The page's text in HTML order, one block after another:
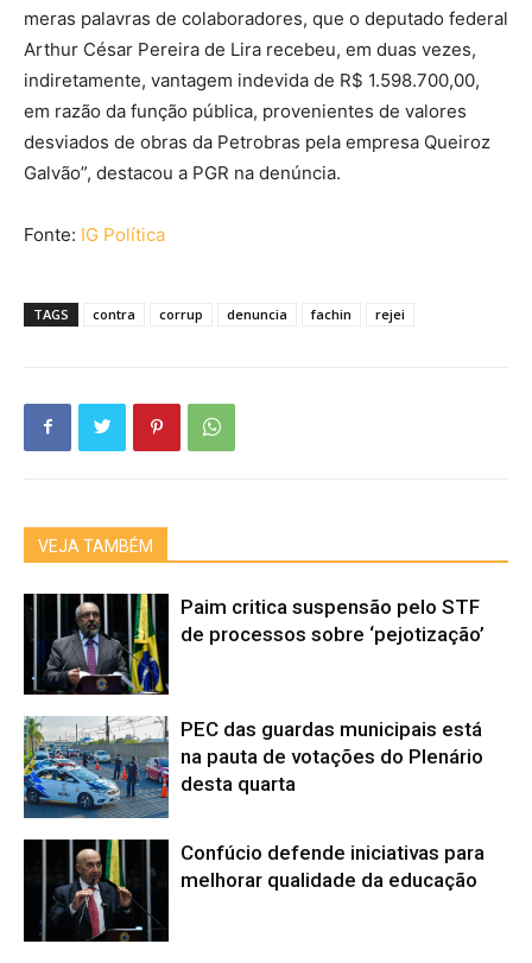
meras palavras de colaboradores, que o deputado federal
Arthur César Pereira de Lira recebeu, em duas vezes,
indiretamente, vantagem indevida de R$ 1.598.700,00,
em razão da função pública, provenientes de valores
desviados de obras da Petrobras pela empresa Queiroz
Galvão”, destacou a PGR na denúncia.
Fonte: IG Política
TAGS contra corrup denuncia fachin rejei
VEJA TAMBÉM
Paim critica suspensão pelo STF
de processos sobre ‘pejotização’
PEC das guardas municipais está
na pauta de votações do Plenário
desta quarta
Confúcio defende iniciativas para
melhorar qualidade da educação